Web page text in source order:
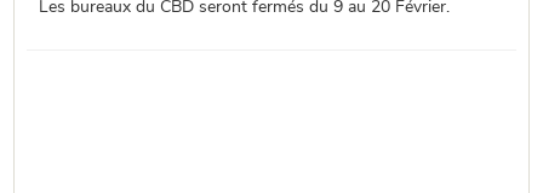
Les bureaux du CBD seront fermés du 9 au 20 Février.